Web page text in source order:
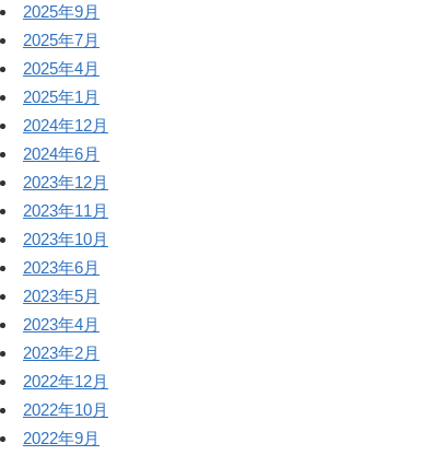
2025年9月
2025年7月
2025年4月
2025年1月
2024年12月
2024年6月
2023年12月
2023年11月
2023年10月
2023年6月
2023年5月
2023年4月
2023年2月
2022年12月
2022年10月
2022年9月